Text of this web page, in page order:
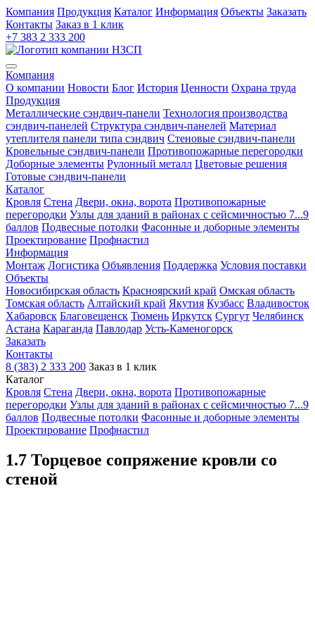
Компания Продукция Каталог Информация Объекты Заказать
Контакты Заказ в 1 клик
+7 383 2 333 200
Компания
О компании Новости Блог История Ценности Охрана труда
Продукция
Металлические сэндвич-панели Технология производства
сэндвич-панелей Структура сэндвич-панелей Материал
утеплителя панели типа сэндвич Стеновые сэндвич-панели
Кровельные сэндвич-панели Противопожарные перегородки
Доборные элементы Рулонный металл Цветовые решения
Готовые сэндвич-панели
Каталог
Кровля Cтена Двери, окна, ворота Противопожарные
перегородки Узлы для зданий в районах с сейсмичностью 7...9
баллов Подвесные потолки Фасонные и доборные элементы
Проектирование Профнастил
Информация
Монтаж Логистика Объявления Поддержка Условия поставки
Объекты
Новосибирская область Красноярский край Омская область
Томская область Алтайский край Якутия Кузбасс Владивосток
Хабаровск Благовещенск Тюмень Иркутск Сургут Челябинск
Астана Караганда Павлодар Усть-Каменогорск
Заказать
Контакты
8 (383) 2 333 200 Заказ в 1 клик
Каталог
Кровля Cтена Двери, окна, ворота Противопожарные
перегородки Узлы для зданий в районах с сейсмичностью 7...9
баллов Подвесные потолки Фасонные и доборные элементы
Проектирование Профнастил
1.7 Торцевое сопряжение кровли со
стеной